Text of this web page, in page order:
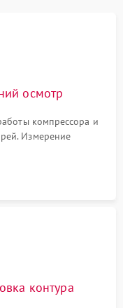
осмотр
компрессора и
Измерение
термостата и
дисплея.
контура